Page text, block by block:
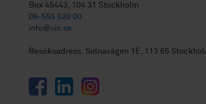
Box 45443, 104 31 Stockholm
08-555 520 00
info@sis.se
Besöksadress: Solnavägen 1E, 113 65
FacebookLinkedInInstagram